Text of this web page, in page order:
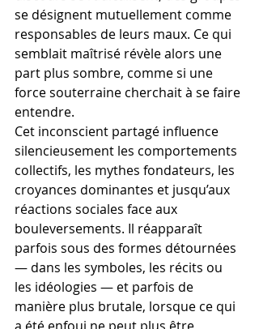
se désignent mutuellement comme
responsables de leurs maux. Ce qui
semblait maîtrisé révèle alors une
part plus sombre, comme si une
force souterraine cherchait à se faire
entendre.
Cet inconscient partagé influence
silencieusement les comportements
collectifs, les mythes fondateurs, les
croyances dominantes et jusqu’aux
réactions sociales face aux
bouleversements. Il réapparaît
parfois sous des formes détournées
— dans les symboles, les récits ou
les idéologies — et parfois de
manière plus brutale, lorsque ce qui